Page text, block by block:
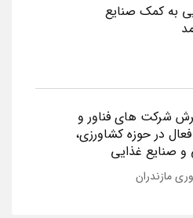
به کمک صنایع
شرکت های فناور و
در حوزه کشاورزی،
و صنایع غذایی
مازندران